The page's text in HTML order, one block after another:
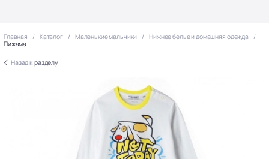
Главная Каталог Маленькие мальчики
Нижнее белье и домашняя одежда
Пижама
Назад к разделу